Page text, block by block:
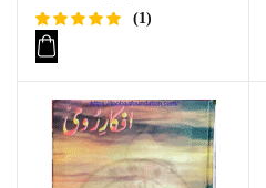
Rated
5.00
of 5
1
customer
rating
(1)